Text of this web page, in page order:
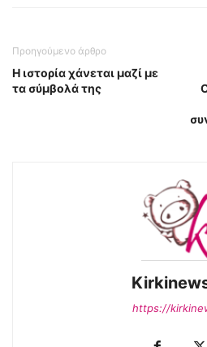
Προηγούμενο άρθρο
Η ιστορία χάνεται μαζί με
τα σύμβολά της
https://